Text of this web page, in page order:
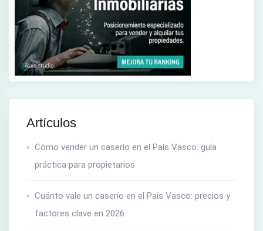
Artículos
Cómo vender un caserío en el País Vasco: guía
práctica para propietarios
Cuánto vale un caserío en el País Vasco: precios y
factores clave en 2026